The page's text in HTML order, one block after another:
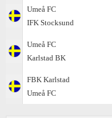
Umeå FC
IFK Stocksund
Umeå FC
Karlstad BK
FBK Karlstad
Umeå FC